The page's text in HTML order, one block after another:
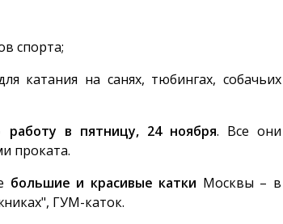
спорта;
катания на санях, тюбингах, собачьих
в пятницу, 24 ноября. Все они
проката.
большие и красивые катки Москвы – в
ГУМ-каток.